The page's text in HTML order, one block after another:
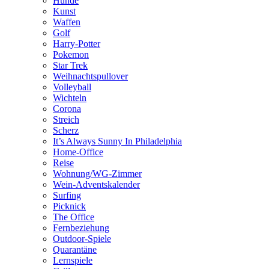
Kunst
Waffen
Golf
Harry-Potter
Pokemon
Star Trek
Weihnachtspullover
Volleyball
Wichteln
Corona
Streich
Scherz
It’s Always Sunny In Philadelphia
Home-Office
Reise
Wohnung/WG-Zimmer
Wein-Adventskalender
Surfing
Picknick
The Office
Fernbeziehung
Outdoor-Spiele
Quarantäne
Lernspiele